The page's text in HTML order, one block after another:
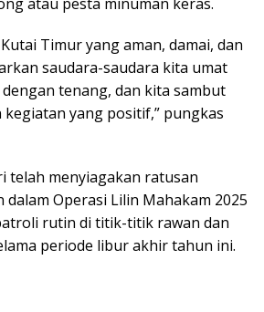
Timur yang aman, damai, dan
saudara-saudara kita umat
tenang, dan kita sambut
yang positif,” pungkas
telah menyiagakan ratusan
Operasi Lilin Mahakam 2025
rutin di titik-titik rawan dan
periode libur akhir tahun ini.